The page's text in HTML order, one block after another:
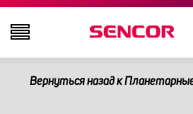
ТЕЛЕВИЗОРЫ
Вернуться назад к